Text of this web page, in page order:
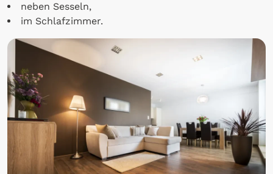
neben Sesseln,
im Schlafzimmer.